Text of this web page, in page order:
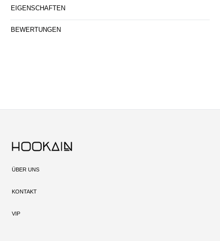
EIGENSCHAFTEN
BEWERTUNGEN
ÜBER UNS
KONTAKT
VIP